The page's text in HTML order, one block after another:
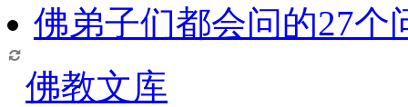
佛弟子们都会问的27个
佛教文库